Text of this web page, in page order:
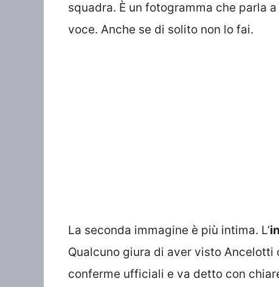
squadra. È un fotogramma che parla
voce. Anche se di solito non lo fai.
La seconda immagine è più intima. L’
Qualcuno giura di aver visto
conferme ufficiali e va detto con